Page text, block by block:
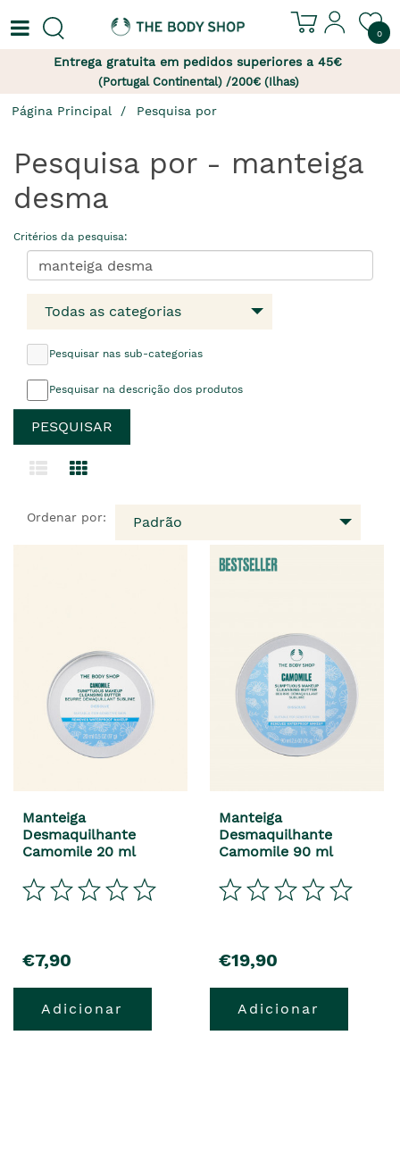
0
Entrega gratuita em pedidos superiores a 45€
(Portugal Continental) /200€ (Ilhas)
Página Principal Pesquisa por
Pesquisa por - manteiga
desma
Critérios da pesquisa:
Todas as categorias
Pesquisar nas sub-categorias
Pesquisar na descrição dos produtos
Ordenar por: Padrão
Manteiga
Desmaquilhante
Camomile 20 ml
€7,90
Adicionar
Manteiga
Desmaquilhante
Camomile 90 ml
€19,90
Adicionar